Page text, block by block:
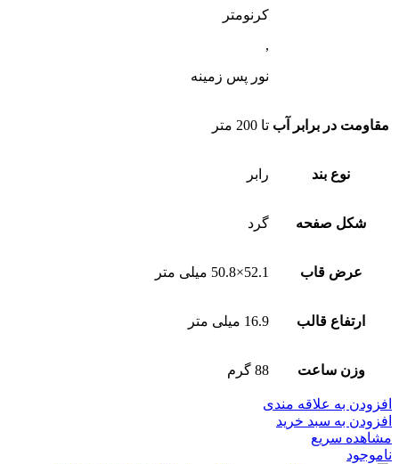
کرنومتر
,
نور پس زمینه
مقاومت در برابر آب تا 200 متر
نوع بند رابر
شکل صفحه گرد
عرض قاب 52.1×50.8 میلی متر
ارتفاع قالب 16.9 میلی متر
وزن ساعت 88 گرم
افزودن به علاقه مندی
افزودن به سبد خرید
مشاهده سریع
ناموجود